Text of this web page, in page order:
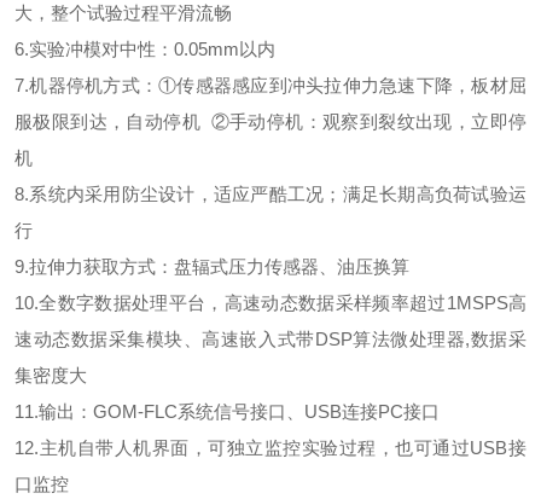
大，整个试验过程平滑流畅
6.实验冲模对中性：0.05mm以内
7.机器停机方式：①传感器感应到冲头拉伸力急速下降，板材屈
服极限到达，自动停机 ②手动停机：观察到裂纹出现，立即停
机
8.系统内采用防尘设计，适应严酷工况；满足长期高负荷试验运
行
9.拉伸力获取方式：盘辐式压力传感器、油压换算
10.全数字数据处理平台，高速动态数据采样频率超过1MSPS高
速动态数据采集模块、高速嵌入式带DSP算法微处理器,数据采
集密度大
11.输出：GOM-FLC系统信号接口、USB连接PC接口
12.主机自带人机界面，可独立监控实验过程，也可通过USB接
口监控